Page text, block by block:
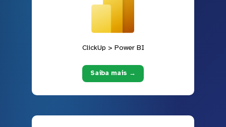
ClickUp > Power BI
Saiba mais →